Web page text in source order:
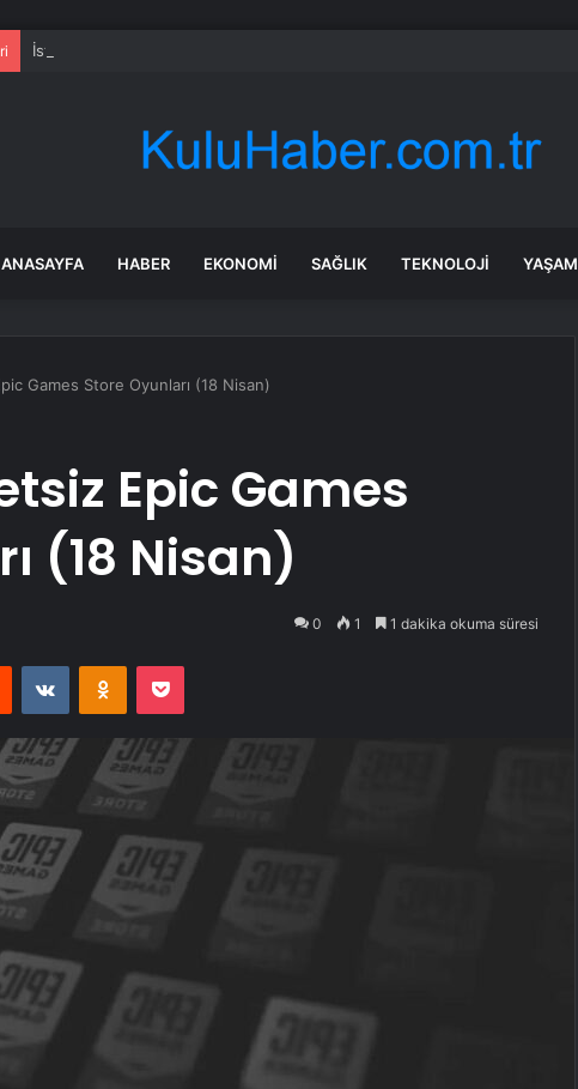
İstanbul’da 128 yeni noktaya daha EDS geliyor
ANASAYFA HABER EKONOMI SAĞLIK TEKNOLOJI YAŞAM
Games Store Oyunları (18 Nisan)
Epic Games
(18 Nisan)
0 1 1 dakika okuma süresi
Reddit VKontakteOdnoklassniki
Pocket